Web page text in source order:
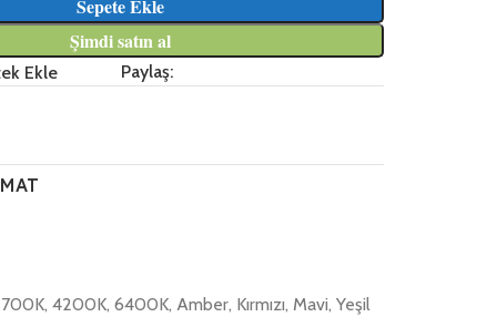
Sepete Ekle
Şimdi satın al
Ekle Paylaş:
4200K, 6400K, Amber, Kırmızı, Mavi, Yeşil